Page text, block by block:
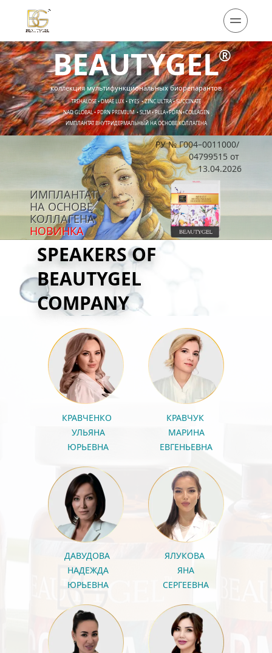
коллекция мультифункциональных биорепарантов
BEAUTYGEL
TREHALOSE • DMAE LUX • EYES
  •
ZINC ULTRA • SUCCINATE
NAD GLOBAL • PDRN PREMIUM
  •
SLIM • PLLA+PDRN+COLLAGEN
ИМПЛАНТАТ ВНУТРИДЕРМАЛЬНЫЙ НА ОСНОВЕ КОЛЛАГЕНА
®
ИМПЛАНТАТ
НА ОСНОВЕ
КОЛЛАГЕНА
НОВИНКА
Кнопка
РУ № Г004–0011000/
04799515 от
13.04.2026
SPEAKERS OF
BEAUTYGEL
COMPANY
КРАВЧУК
МАРИНА
ЕВГЕНЬЕВНА
ЯЛУКОВА
ЯНА
СЕРГЕЕВНА
КРАВЧЕНКО
УЛЬЯНА
ЮРЬЕВНА
ДАВУДОВА
НАДЕЖДА
ЮРЬЕВНА